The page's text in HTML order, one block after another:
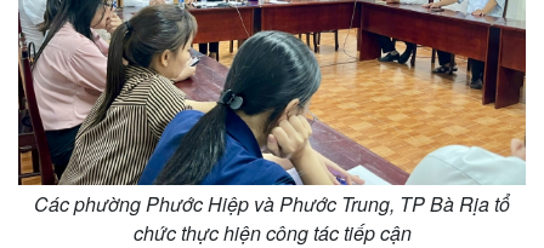
Các phường Phước Hiệp và Phước Trung, TP Bà Rịa tổ
chức thực hiện công tác tiếp cận